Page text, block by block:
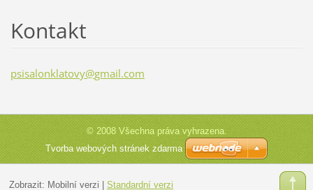
Kontakt
psisalonklatovy@gmail.com
© 2008 Všechna práva vyhrazena.
Tvorba webových stránek zdarma
Zobrazit: Mobilní verzi Standardní verzi